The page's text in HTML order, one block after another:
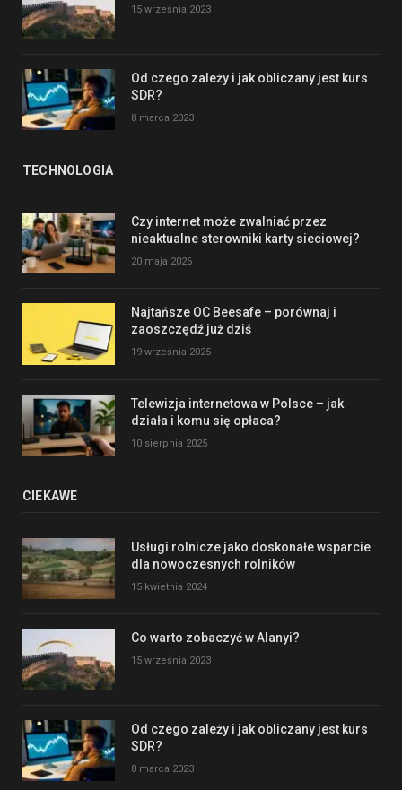
15 września 2023
Od czego zależy i jak obliczany jest kurs
SDR?
8 marca 2023
TECHNOLOGIA
Czy internet może zwalniać przez
nieaktualne sterowniki karty sieciowej?
20 maja 2026
Najtańsze OC Beesafe – porównaj i
zaoszczędź już dziś
19 września 2025
Telewizja internetowa w Polsce – jak
działa i komu się opłaca?
10 sierpnia 2025
CIEKAWE
Usługi rolnicze jako doskonałe wsparcie
dla nowoczesnych rolników
15 kwietnia 2024
Co warto zobaczyć w Alanyi?
15 września 2023
Od czego zależy i jak obliczany jest kurs
SDR?
8 marca 2023